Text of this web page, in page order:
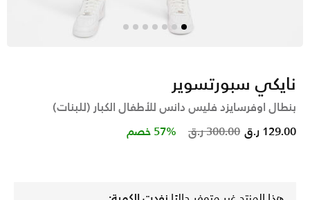
نايكي سبورتسوير
بنطال اوفرسايزد فليس دانس للأطفال الكبار (للبنات)
Price reduced from
300.00 ر.ق to 129.00 ر.ق 57% خصم